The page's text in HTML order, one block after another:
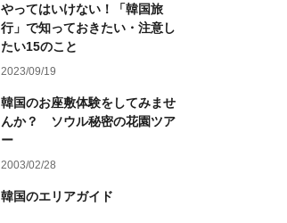
やってはいけない！「韓国旅
行」で知っておきたい・注意し
たい15のこと
2023/09/19
韓国のお座敷体験をしてみませ
んか？ ソウル秘密の花園ツア
ー
2003/02/28
韓国のエリアガイド